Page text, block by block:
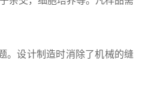
。设计制造时消除了机械的缝